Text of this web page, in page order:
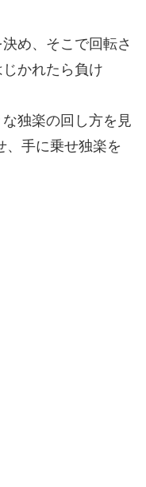
め、そこで回転さ
かれたら負け
独楽の回し方を見
、手に乗せ独楽を